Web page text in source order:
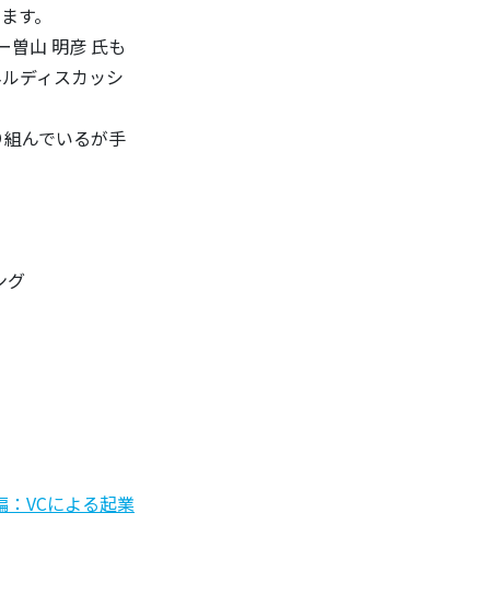
す。
曽山 明彦 氏も
ディスカッシ
んでいるが手
グ
VCによる起業